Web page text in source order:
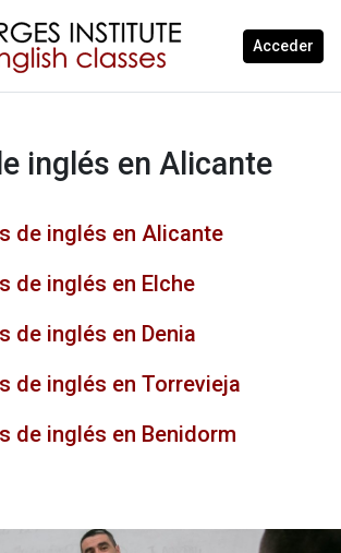
Acceder
inglés en Alicante
de inglés en Alicante
de inglés en Elche
de inglés en Denia
de inglés en Torrevieja
de inglés en Benidorm